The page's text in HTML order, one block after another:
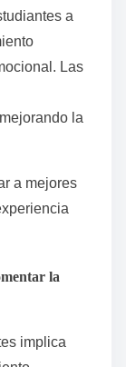
a
Las
la
a mejores
la
implica